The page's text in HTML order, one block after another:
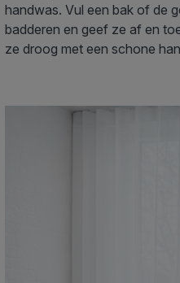
handwas. Vul een bak of de
badderen en geef ze af en
ze droog met een schone